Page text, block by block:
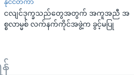
နိုင်ငံတကာ
ငလျင်ဒုက္ခသည်တွေအတွက် အကူအညီ အ
စ္စလာမ္မစ် လက်နက်ကိုင်အဖွဲ့က ခွင့်မပြု